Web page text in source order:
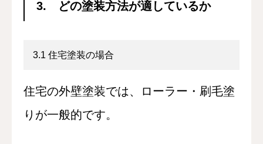
3. どの塗装方法が適しているか
3.1 住宅塗装の場合
住宅の外壁塗装では、ローラー・刷毛塗
りが一般的です。